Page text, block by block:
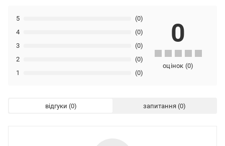
1 (0)
2 (0)
3 (0)
4 (0)
5 (0)
0
оцінок (0)
відгуки запитання